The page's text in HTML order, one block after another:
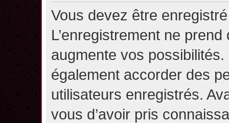
Vous devez être
L’enregistrement ne
augmente vos possibilités.
également accorder des
utilisateurs enregistrés.
vous d’avoir pris